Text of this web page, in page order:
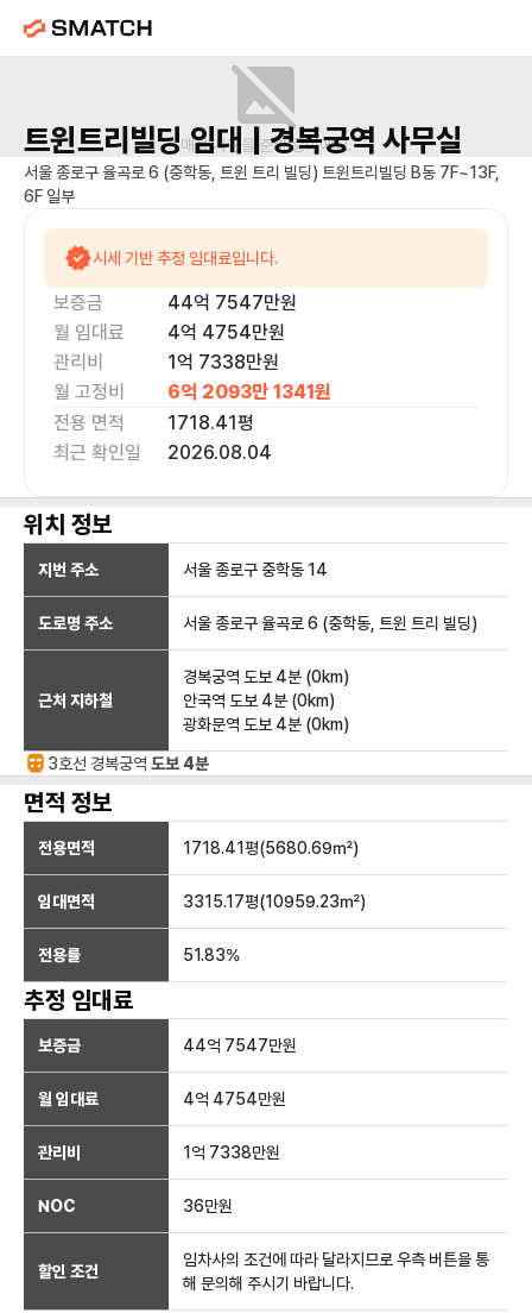
매물 사진을 준비 중이에요.
트윈트리빌딩임대 | 경복궁역 사무실
서울 종로구 율곡로 6 (중학동, 트윈 트리 빌딩) 트윈트리빌딩 B동 7F~13F,
6F 일부
시세 기반 추정 임대료입니다.
보증금 44억 7547만원
월 임대료
4억 4754만원
관리비
1억 7338만원
월 고정비
6억 2093만 1341원
전용 면적
1718.41평
최근 확인일
2026.08.04
위치 정보
지번 주소 서울 종로구 중학동 14
도로명 주소 서울 종로구 율곡로 6 (중학동, 트윈 트리 빌딩)
근처 지하철
경복궁역 도보 4분 (0km)
안국역 도보 4분 (0km)
광화문역 도보 4분 (0km)
3호선 경복궁역 도보 4분
면적 정보
전용면적 1718.41평(5680.69㎡)
임대면적 3315.17평(10959.23㎡)
전용률 51.83%
추정 임대료
보증금 44억 7547만원
월 임대료 4억 4754만원
관리비 1억 7338만원
NOC 36만원
할인 조건
임차사의 조건에 따라 달라지므로 우측 버튼을 통
해 문의해 주시기 바랍니다.